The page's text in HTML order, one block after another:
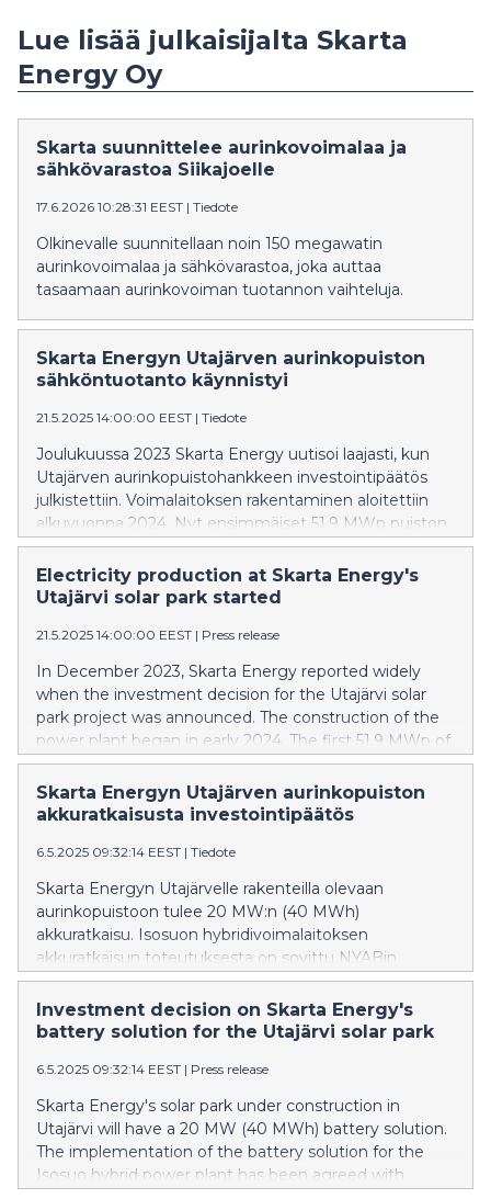
Lue lisää julkaisijalta Skarta
Energy Oy
Skarta suunnittelee aurinkovoimalaa ja
sähkövarastoa Siikajoelle
17.6.2026 10:28:31 EEST | Tiedote
Olkinevalle suunnitellaan noin 150 megawatin
aurinkovoimalaa ja sähkövarastoa, joka auttaa
tasaamaan aurinkovoiman tuotannon vaihteluja.
Skarta Energyn Utajärven aurinkopuiston
sähköntuotanto käynnistyi
21.5.2025 14:00:00 EEST | Tiedote
Joulukuussa 2023 Skarta Energy uutisoi laajasti, kun
Utajärven aurinkopuistohankkeen investointipäätös
julkistettiin. Voimalaitoksen rakentaminen aloitettiin
alkuvuonna 2024. Nyt ensimmäiset 51,9 MWp puiston
kapasiteetista on liitetty Fingridin kantaverkkoon ja
sähköntuotanto on käynnistynyt.
Electricity production at Skarta Energy's
Utajärvi solar park started
21.5.2025 14:00:00 EEST | Press release
In December 2023, Skarta Energy reported widely
when the investment decision for the Utajärvi solar
park project was announced. The construction of the
power plant began in early 2024. The first 51.9 MWp of
the park's capacity has now been connected to
Fingrid's (Finland's transmission system operator) main
grid and electricity production has started.
Skarta Energyn Utajärven aurinkopuiston
akkuratkaisusta investointipäätös
6.5.2025 09:32:14 EEST | Tiedote
Skarta Energyn Utajärvelle rakenteilla olevaan
aurinkopuistoon tulee 20 MW:n (40 MWh)
akkuratkaisu. Isosuon hybridivoimalaitoksen
akkuratkaisun toteutuksesta on sovittu NYABin
kanssa, joka on toiminut myös aurinkopuiston
rakentajana (EPC-toimijana). Asennustyöt aloitetaan
heti ja akku on käyttövalmiina kesäkuussa 2026.
joten tarvitaan tasapainottavia elementtejä
varastoimaan ylimääräistä energiaa ja pitämään
sähköjärjestelmä tasapainossa. ”Aurinkovoiman
kehittäjänä ja rakentajana Skarta Energy suunnittelee
ja toteuttaa hankkeita, joissa akkuvarastot yhdistetään
osaksi kokonaisuutta. Jokaisessa uudessa
Investment decision on Skarta Energy's
battery solution for the Utajärvi solar park
6.5.2025 09:32:14 EEST | Press release
Skarta Energy's solar park under construction in
Utajärvi will have a 20 MW (40 MWh) battery solution.
The implementation of the battery solution for the
Isosuo hybrid power plant has been agreed with